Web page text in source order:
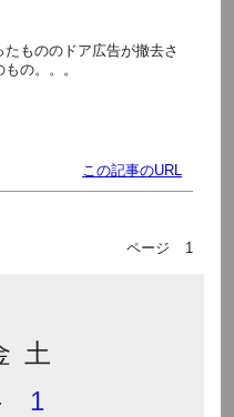
もののドア広告が撤去さ
の。。。
この記事のURL
ページ
1
土
1